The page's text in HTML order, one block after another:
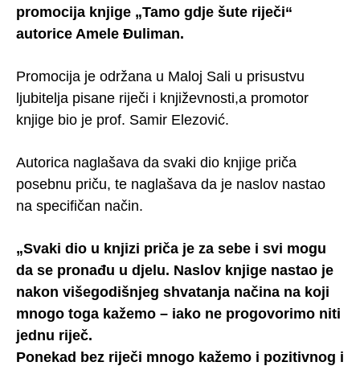
promocija knjige „Tamo gdje šute riječi“
autorice Amele Đuliman.
Promocija je održana u Maloj Sali u prisustvu
ljubitelja pisane riječi i književnosti,a promotor
knjige bio je prof. Samir Elezović.
Autorica naglašava da svaki dio knjige priča
posebnu priču, te naglašava da je naslov nastao
na specifičan način.
„Svaki dio u knjizi priča je za sebe i svi mogu
da se pronađu u djelu. Naslov knjige nastao je
nakon višegodišnjeg shvatanja načina na koji
mnogo toga kažemo – iako ne progovorimo niti
jednu riječ.
Ponekad bez riječi mnogo kažemo i pozitivnog i